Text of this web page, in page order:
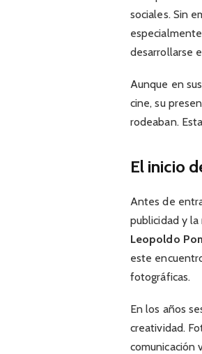
sociales. Sin
desarrollarse
Aunque en
cine, su
rodeaban.
El inicio
Antes de
publicidad y
Leopoldo
este
fotográficas.
En los años
creatividad.
comunicación